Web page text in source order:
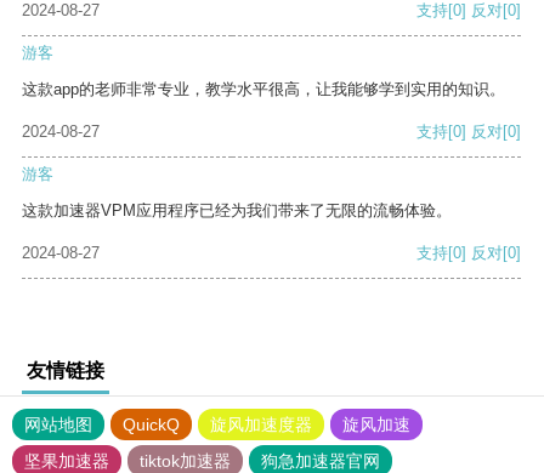
2024-08-27 支持[0] 反对[0]
游客
这款app的老师非常专业，教学水平很高，让我能够学到实用的知识。
2024-08-27 支持[0] 反对[0]
游客
这款加速器VPM应用程序已经为我们带来了无限的流畅体验。
2024-08-27 支持[0] 反对[0]
友情链接
网站地图 QuickQ 旋风加速度器
旋风加速
坚果加速器
tiktok加速器
狗急加速器官网